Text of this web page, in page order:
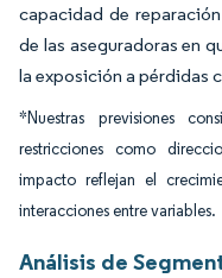
capacidad de
de las aseguradoras en
la exposición a pérdidas
*Nuestras previsiones
restricciones como
impacto reflejan el
interacciones entre variables.
Análisis de